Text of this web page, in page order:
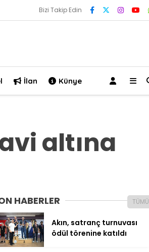
Bizi Takip Edin
İlan Künye
altına
HABERLER TÜMÜ
Akın, satranç turnuvası
ödül törenine katıldı